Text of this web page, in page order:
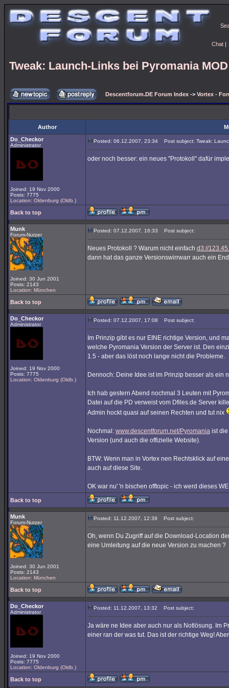
Chat |
Tweak: Launch-Links bei Pyromania
Descentforum.DE Forum Index -> Vortex -
Author
Do_Checkor
Administrator
Joined: 19 Nov 2000
Posts: 7775
Location: Oldenburg (Oldb.)
Posted: 06.12.2007, 23:34 Post subject: Tweak:
oder noch besser: ein neues "Protokoll" dafür
Back to top
Munk
Forum-Nutzer
Joined: 30 Jun 2001
Posts: 2143
Location: München
Posted: 07.12.2007, 16:33 Post subject:
Neues Protokoll ? Warum nicht einfach d3://
dann hat das ganze Versionswirrwarr auch ein
Back to top
Do_Checkor
Administrator
Joined: 19 Nov 2000
Posts: 7775
Location: Oldenburg (Oldb.)
Posted: 07.12.2007, 17:08 Post subject:
Im Prinzip gibt es nur EINE richtige Version, und
welche Pyromania Version der Server ist. Den
1.5 - aber das löst noch lange nicht die Probleme.
Dennoch: Deine Idee ist im Prinzip besser als ein
Ich hab gestern Abend nochmal 3 Leuten mit
Datei auf die PD verweist vom Dfiles.de Server
Admin hockt quasi auf seinen Rechten und tut nix
Nochmal: www.descentforum.net/Pyromania ist
Version (und auch die offizielle Website).
BTW: Wenn man in Vortex nen Rechtsklick auf
auch auf diese Site.
OK war nu' 'n bischen offtopic - ich werd dieses
Back to top
Munk
Forum-Nutzer
Joined: 30 Jun 2001
Posts: 2143
Location: München
Posted: 11.12.2007, 12:39 Post subject:
Oh, wenn Du Zugriff auf die Download-Location
eine Umleitung auf die neue Version zu machen ?
Back to top
Do_Checkor
Administrator
Joined: 19 Nov 2000
Posts: 7775
Location: Oldenburg (Oldb.)
Posted: 11.12.2007, 13:32 Post subject:
Ja wäre ne Idee aber auch nur als Notlösung. Im
einer ran der was tut. Das ist der richtige Weg!
Back to top